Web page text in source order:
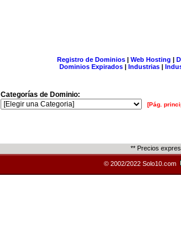
Registro de Dominios| Web Hosting |
Dominios Expirados | Industrias |
Categorías de Dominio:
[Pág.
** Precios
© 2002/2022 Solo10.com